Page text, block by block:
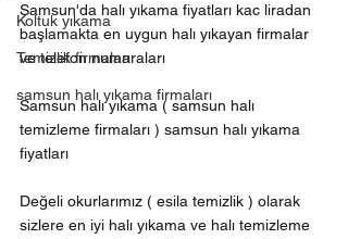
Koltuk yıkama
Temizlik firmaları
samsun halı yıkama firmaları
Samsun'da halı yıkama fiyatları kac liradan
başlamakta en uygun halı yıkayan firmalar
ve telefon numaraları
Samsun halı yıkama ( samsun halı
temizleme firmaları ) samsun halı yıkama
fiyatları
Değeli okurlarımız ( esila temizlik ) olarak
sizlere en iyi halı yıkama ve halı temizleme